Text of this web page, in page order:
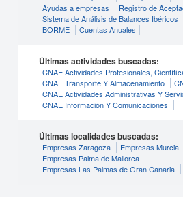
Ayudas a empresas
Registro de
Sistema de Análisis de Balances Ibéricos
BORME
Cuentas Anuales
Últimas actividades buscadas:
CNAE Actividades Profesionales,
CNAE Transporte Y Almacenamiento
CNAE Actividades Administrativas Y
CNAE Información Y Comunicaciones
Últimas localidades buscadas:
Empresas Zaragoza
Empresas Murcia
Empresas Palma de Mallorca
Empresas Las Palmas de Gran Canaria